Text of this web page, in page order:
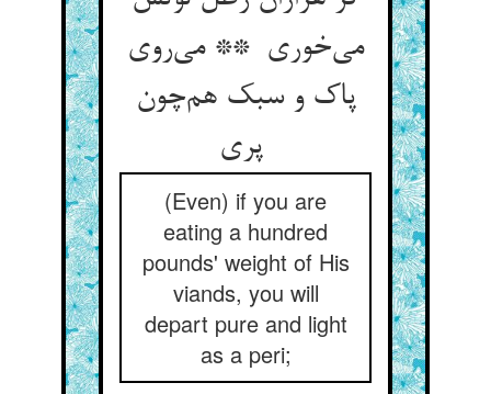
می‌خوری ** می‌روی
پاک و سبک هم‌چون
(Even) if you are
eating a hundred
pounds' weight of His
viands, you will
depart pure and light
as a peri;